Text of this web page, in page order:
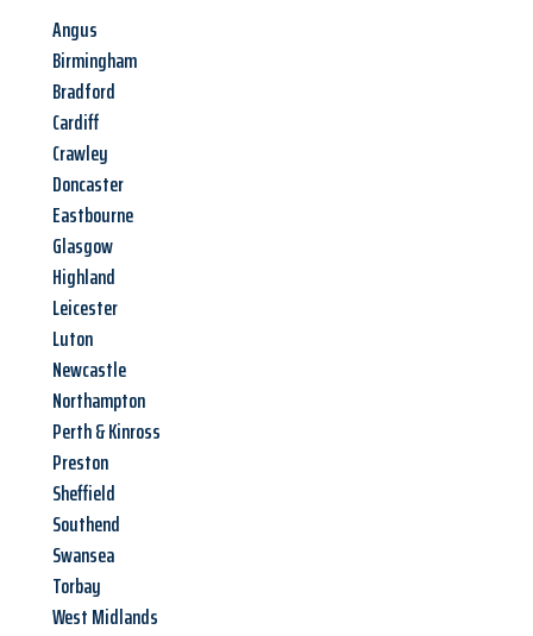
Angus
Birmingham
Bradford
Cardiff
Crawley
Doncaster
Eastbourne
Glasgow
Highland
Leicester
Luton
Newcastle
Northampton
Perth & Kinross
Preston
Sheffield
Southend
Swansea
Torbay
West Midlands